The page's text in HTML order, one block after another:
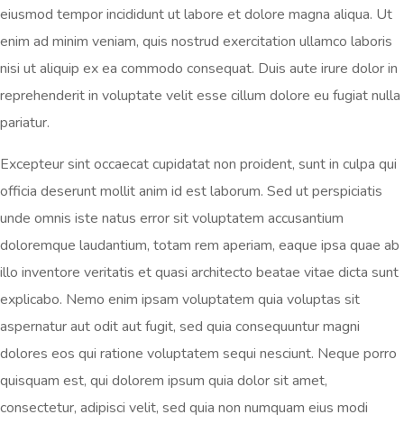
eiusmod tempor incididunt ut labore et dolore magna aliqua. Ut
enim ad minim veniam, quis nostrud exercitation ullamco laboris
nisi ut aliquip ex ea commodo consequat. Duis aute irure dolor in
reprehenderit in voluptate velit esse cillum dolore eu fugiat nulla
pariatur.
Excepteur sint occaecat cupidatat non proident, sunt in culpa qui
officia deserunt mollit anim id est laborum. Sed ut perspiciatis
unde omnis iste natus error sit voluptatem accusantium
doloremque laudantium, totam rem aperiam, eaque ipsa quae ab
illo inventore veritatis et quasi architecto beatae vitae dicta sunt
explicabo. Nemo enim ipsam voluptatem quia voluptas sit
aspernatur aut odit aut fugit, sed quia consequuntur magni
dolores eos qui ratione voluptatem sequi nesciunt. Neque porro
quisquam est, qui dolorem ipsum quia dolor sit amet,
consectetur, adipisci velit, sed quia non numquam eius modi